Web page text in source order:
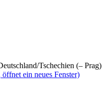
Tschechien (– Prag)
ein neues Fenster)